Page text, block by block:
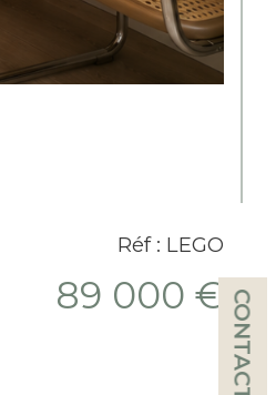
CONTACT
Réf : LEGO
89 000 €